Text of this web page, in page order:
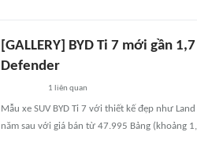
[GALLERY] BYD Ti 7 mới gần
Defender
1 liên quan
Mẫu xe SUV BYD Ti 7 với thiết kế đẹp như
năm sau với giá bán từ 47.995 Bảng (khoảng